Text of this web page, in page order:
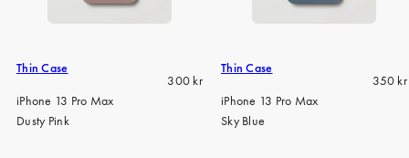
Thin Case
Regular
300 kr
iPhone 13 Pro Max
Dusty Pink
Thin Case
350 kr
iPhone 13 Pro Max
Sky Blue